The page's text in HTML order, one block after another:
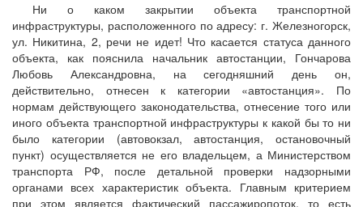
Ни о каком закрытии объекта транспортной
инфраструктуры, расположенного по адресу: г. Железногорск,
ул. Никитина, 2, речи не идет! Что касается статуса данного
объекта, как пояснила начальник автостанции, Гончарова
Любовь Александровна, на сегодняшний день он,
действительно, отнесен к категории «автостанция». По
нормам действующего законодательства, отнесение того или
иного объекта транспортной инфраструктуры к какой бы то ни
было категории (автовокзал, автостанция, остановочный
пункт) осуществляется не его владельцем, а Министерством
транспорта РФ, после детальной проверки надзорными
органами всех характеристик объекта. Главным критерием
при этом является фактический пассажиропоток, то есть